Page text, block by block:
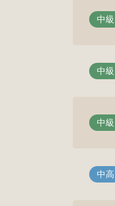
中級
中級
中級
中高